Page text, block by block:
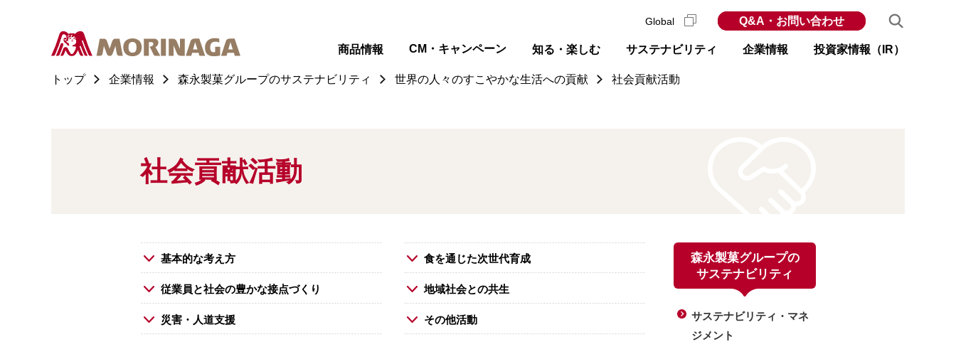
商品情報 CM・キャンペーン 知る・楽しむ サステナビリティ 企業情報 投資家情報（IR）
Global Q&A・お問い合わせ
トップ 企業情報 森永製菓グループのサステナビリティ 世界の人々のすこやかな生活への貢献 社会貢献活動
社会貢献活動
基本的な考え方 食を通じた次世代育成
従業員と社会の豊かな接点づくり 地域社会との共生
災害・人道支援 その他活動
森永製菓グループの
サステナビリティ
サステナビリティ・マネ
ジメント